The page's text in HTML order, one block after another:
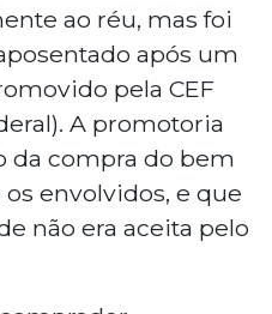
ao réu, mas foi
após um
pela CEF
A promotoria
da compra do bem
envolvidos, e que
não era aceita pelo